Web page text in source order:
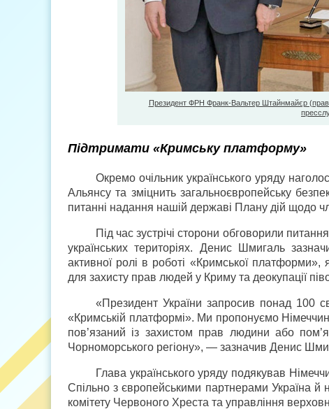
Президент ФРН Франк-Вальтер Штайнмайєр
Підтримати «Кримську платформу»
Окремо очільник українського уряду
Альянсу та зміцнить загальноєвропейську
питанні надання нашій державі Плану дій щодо
Під час зустрічі сторони обговорили
українських територіях. Денис Шмигаль
активної ролі в роботі «Кримської
для захисту прав людей у Криму та деокупації
«Президент України запросив понад 100
«Кримській платформі». Ми пропонуємо
пов’язаний із захистом прав людини або
Чорноморського регіону», — зазначив Денис
Глава українського уряду подякував
Спільно з європейськими партнерами Україна й
комітету Червоного Хреста та управління